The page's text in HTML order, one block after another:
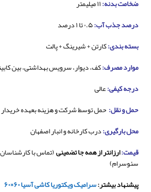
ضخامت بدنه:
درصد جذب آب:
بسته بندی:کارتن + شیرینگ + پالت
موارد مصرف:کف، دیوار، سرویس بهداشتی، بین
درجه کیفی:عالی
حمل و نقل: حمل توسط شرکت و هزینه بعهده خریدار
محل بارگیری:درب کارخانه و انبار اصفهان
قیمت:ارزانتر از همه جا تضمینی(تماس با
سئوسرام)
پیشنهاد بیشتر:سرامیکویکتوریا کاشی آسیا ۶۰×۶۰